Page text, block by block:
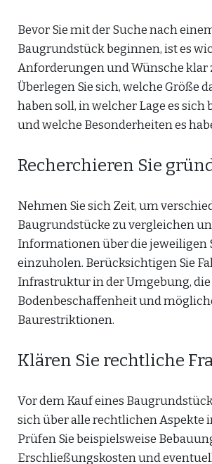
Bevor Sie mit der Suche nach
Baugrundstück beginnen, ist es
Anforderungen und Wünsche klar
Überlegen Sie sich, welche Größe
haben soll, in welcher Lage es sich
und welche Besonderheiten es
Recherchieren Sie
Nehmen Sie sich Zeit, um
Baugrundstücke zu vergleichen
Informationen über die jeweiligen
einzuholen. Berücksichtigen Sie
Infrastruktur in der Umgebung, die
Bodenbeschaffenheit und
Baurestriktionen.
Klären Sie rechtliche
Vor dem Kauf eines
sich über alle rechtlichen Aspekte
Prüfen Sie beispielsweise
Erschließungskosten und